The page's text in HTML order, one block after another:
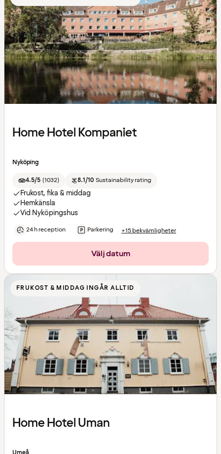
Home Hotel Kompaniet
Nyköping
4.5/5 (1032) 8.1/10 Sustainability rating
Frukost, fika & middag
Hemkänsla
Vid Nyköpingshus
24 h reception Parkering +15 bekvämligheter
Välj datum
FRUKOST & MIDDAG INGÅR ALLTID
Home Hotel Uman